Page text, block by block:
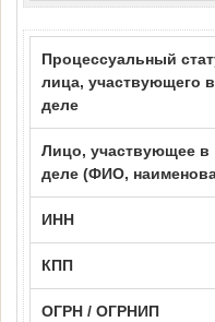
Процессуальный
лица, участвующего в
деле
Лицо, участвующее в
деле (ФИО,
ИНН
КПП
ОГРН / ОГРНИП